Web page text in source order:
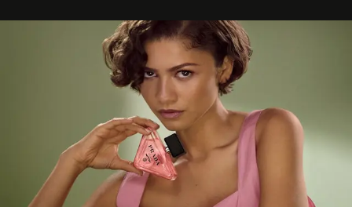
émerveillement.